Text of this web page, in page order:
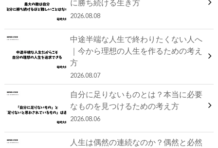
に勝ち続ける生き方
2026.08.08
中途半端な人生で終わりたくない人へ
｜今から理想の人生を作るための考え
方
2026.08.07
自分に足りないものとは？本当に必要
なものを見つけるための考え方
2026.08.06
人生は偶然の連続なのか？偶然と必然